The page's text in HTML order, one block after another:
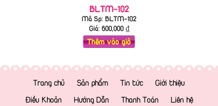
BLTM-102
Mã Sp: BLTM-102
Giá: 600,000₫
Thêm vào giỏ
Trang chủ Sản phẩm Tin tức
Giới thiệu
Điều Khoản
Hướng Dẫn Thanh Toán
Liên hệ